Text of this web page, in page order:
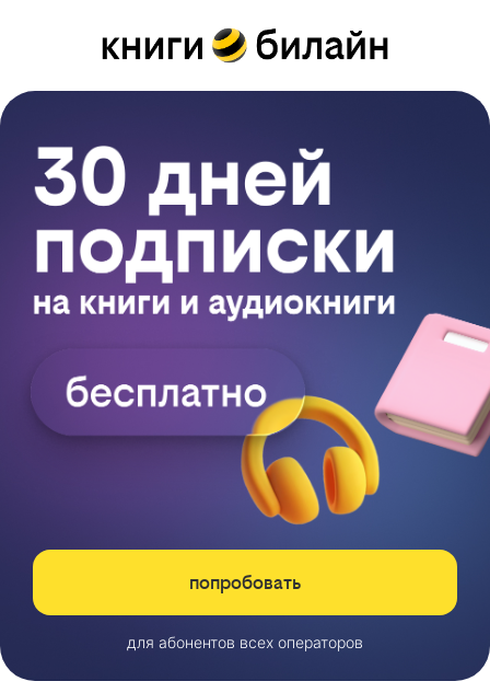
попробовать
для абонентов всех операторов